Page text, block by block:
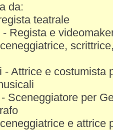
da:
teatrale
Regista e
- Attrice e costumista
Sceneggiatore per
e attrice